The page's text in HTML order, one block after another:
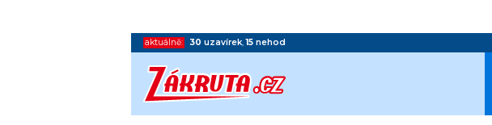
aktuálně: 30 uzavírek,15 nehod